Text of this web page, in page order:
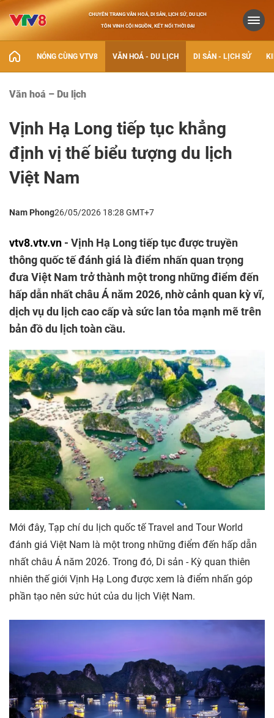
CHUYÊN TRANG VĂN HOÁ, DI SẢN, LỊCH SỬ, DU LỊCH
TÔN VINH CỘI NGUỒN, KẾT NỐI THỜI ĐẠI
NÓNG CÙNG VTV8 VĂN HOÁ - DU LỊCH DI SẢN - LỊCH SỬ
Văn hoá – Du lịch
Vịnh Hạ Long tiếp tục khẳng
định vị thế biểu tượng du lịch
Việt Nam
Nam Phong26/05/2026 18:28 GMT+7
vtv8.vtv.vn - Vịnh Hạ Long tiếp tục được truyền
thông quốc tế đánh giá là điểm nhấn quan trọng
đưa Việt Nam trở thành một trong những điểm đến
hấp dẫn nhất châu Á năm 2026, nhờ cảnh quan kỳ vĩ,
dịch vụ du lịch cao cấp và sức lan tỏa mạnh mẽ trên
bản đồ du lịch toàn cầu.
Mới đây, Tạp chí du lịch quốc tế Travel and Tour World
đánh giá Việt Nam là một trong những điểm đến hấp dẫn
nhất châu Á năm 2026. Trong đó, Di sản - Kỳ quan thiên
nhiên thế giới Vịnh Hạ Long được xem là điểm nhấn góp
phần tạo nên sức hút của du lịch Việt Nam.